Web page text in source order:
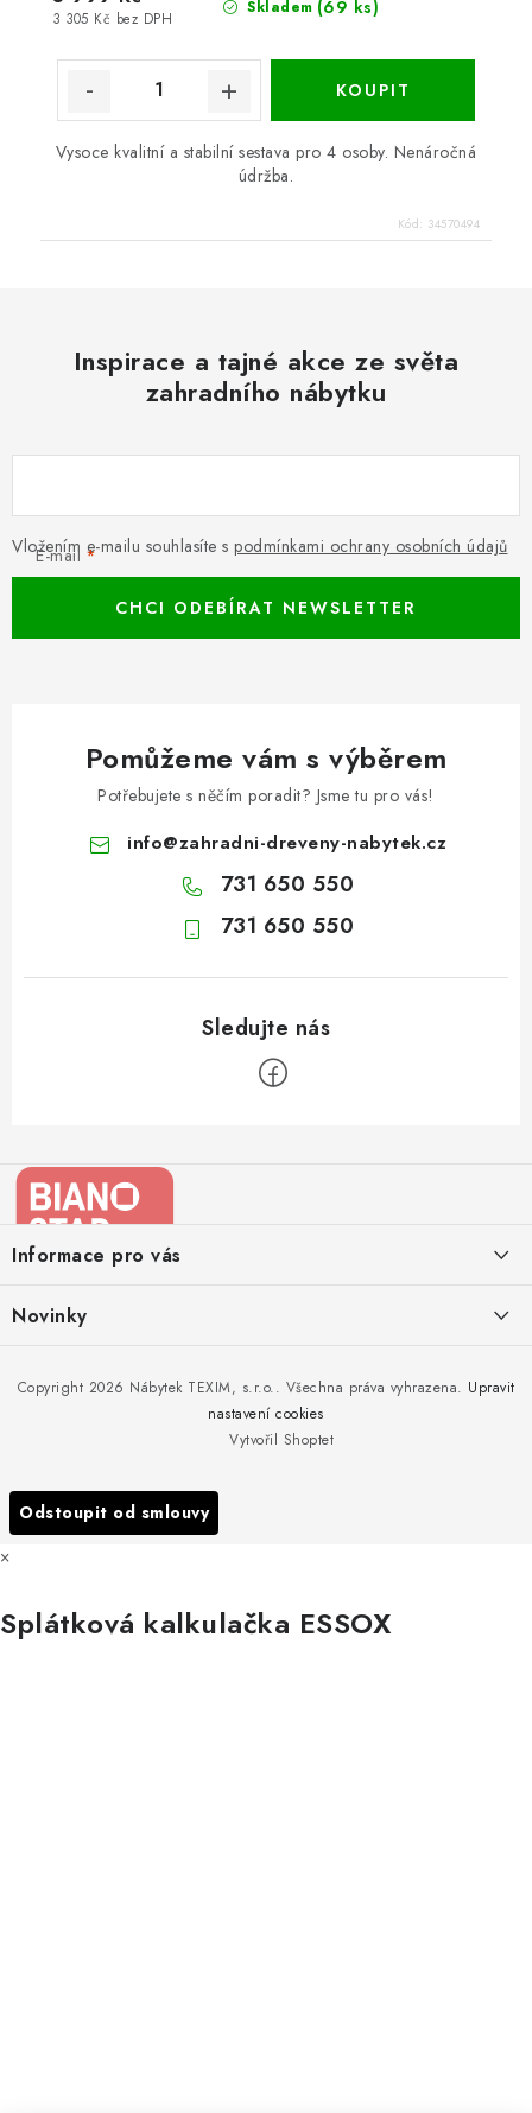
Skladem (69 ks)
3 305 Kč bez DPH
Vysoce kvalitní a stabilní sestava pro 4 osoby. Nenáročná
údržba.
Kód: 34570494
Inspirace a tajné akce ze světa
zahradního nábytku
E-mail
Vložením e-mailu souhlasíte s podmínkami ochrany osobních údajů
CHCI ODEBÍRAT NEWSLETTER
Pomůžeme vám s výběrem
Potřebujete s něčím poradit? Jsme tu pro vás!
info@zahradni-dreveny-nabytek.cz
731 650 550
731 650 550
aInformace pro vás
Kontakty
Doprava nábytku k Vám
Reklamace
Nákup na splátky ESSOX
Novinky
to!
Nakupujte zahradní nábytek i v zimě
Podzimní očista a úklid zahradního nábytku
Vytvořil Shoptet
Copyright 2026 Nábytek TEXIM, s.r.o.. Všechna práva vyhrazena. Upravit
nastavení cookies
Odstoupit od smlouvy
×
Splátková kalkulačka ESSOX